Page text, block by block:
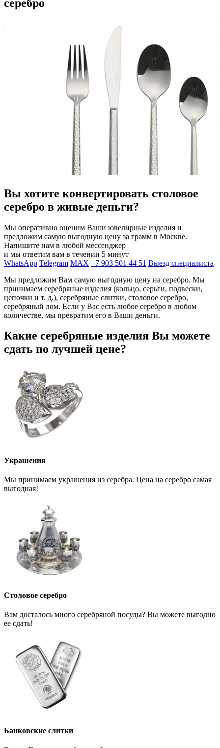
серебро
Вы хотите конвертировать столовое
серебро в живые деньги?
Мы оперативно оценим Ваши ювелирные изделия и
предложим самую выгодную цену за грамм в Москве.
Напишите нам в любой мессенджер
и мы ответим вам в течении 5 минут
WhatsApp Telegram MAX +7 903 501 44 51 Выезд специалиста
Мы предложим Вам самую выгодную цену на серебро. Мы
принимаем серебряные изделия (кольцо, серьги, подвески,
цепочки и т. д.), серебряные слитки, столовое серебро,
серебряный лом. Если у Вас есть любое серебро в любом
количестве, мы превратим его в Ваши деньги.
Какие серебряные изделия Вы можете
сдать по лучшей цене?
Украшения
Мы принимаем украшения из серебра. Цена на серебро самая
выгодная!
Столовое серебро
Вам досталось много серебряной посуды? Вы можете выгодно
ее сдать!
Банковские слитки